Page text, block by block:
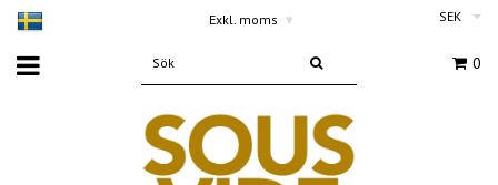
Exkl. moms ▾ SEK
0